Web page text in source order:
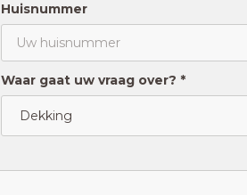
Huisnummer
Waar gaat uw vraag over? *